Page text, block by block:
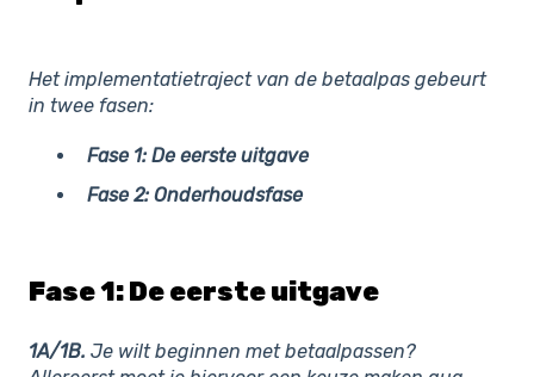
Het implementatietraject van de betaalpas gebeurt
in twee fasen:
Fase 1: De eerste uitgave
Fase 2: Onderhoudsfase
Fase 1: De eerste uitgave
1A/1B. Je wilt beginnen met betaalpassen?